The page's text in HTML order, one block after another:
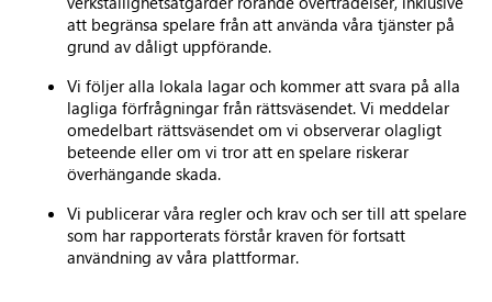
att begränsa spelare från att använda våra tjänster på
grund av dåligt uppförande.
Vi följer alla lokala lagar och kommer att svara på alla
lagliga förfrågningar från rättsväsendet. Vi meddelar
omedelbart rättsväsendet om vi observerar olagligt
beteende eller om vi tror att en spelare riskerar
överhängande skada.
Vi publicerar våra regler och krav och ser till att spelare
som har rapporterats förstår kraven för fortsatt
användning av våra plattformar.